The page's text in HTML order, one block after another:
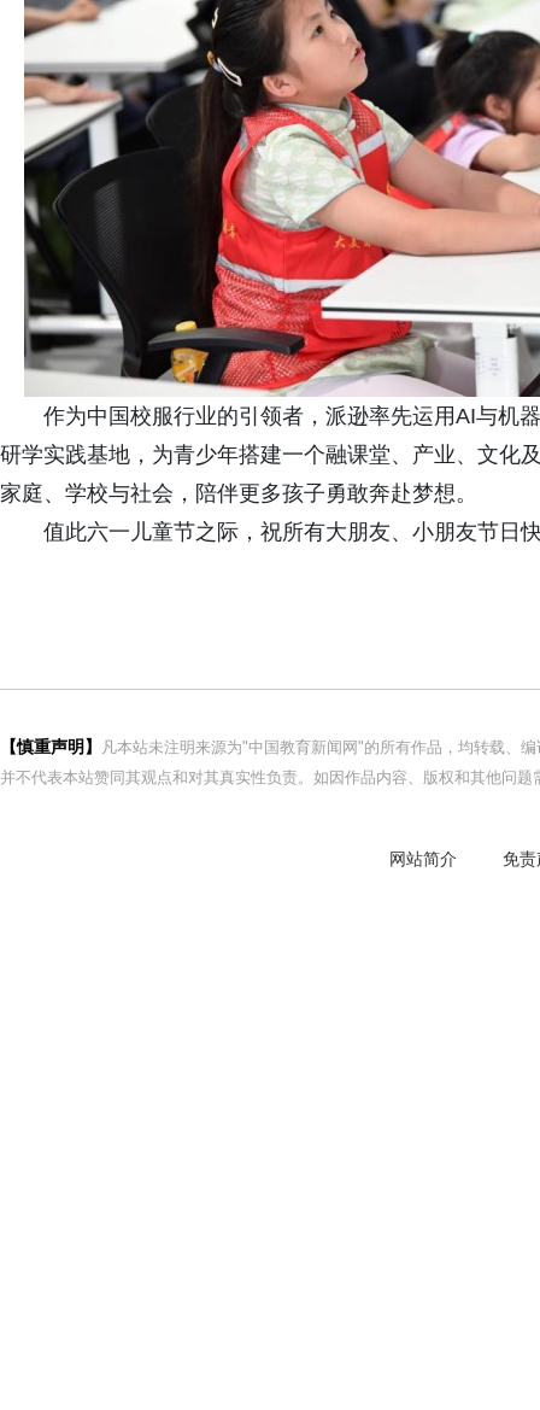
作为中国校服行业的引领者，派逊率先运用AI与机
研学实践基地，为青少年搭建一个融课堂、产业、文化
家庭、学校与社会，陪伴更多孩子勇敢奔赴梦想。
值此六一儿童节之际，祝所有大朋友、小朋友节日
【慎重声明】
凡本站未注明来源为"中国教育新闻网"的所有作品，均转载、
并不代表本站赞同其观点和对其真实性负责。如因作品内容、版权和其他问
网站简介 免责